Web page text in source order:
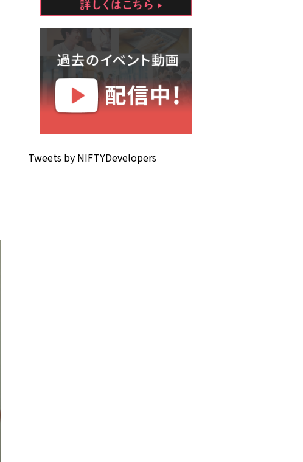
Tweets by NIFTYDevelopers